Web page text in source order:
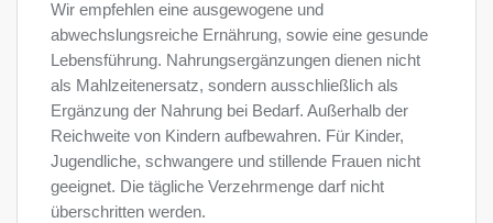
Wir empfehlen eine ausgewogene und
abwechslungsreiche Ernährung, sowie eine gesunde
Lebensführung. Nahrungsergänzungen dienen nicht
als Mahlzeitenersatz, sondern ausschließlich als
Ergänzung der Nahrung bei Bedarf. Außerhalb der
Reichweite von Kindern aufbewahren. Für Kinder,
Jugendliche, schwangere und stillende Frauen nicht
geeignet. Die tägliche Verzehrmenge darf nicht
überschritten werden.